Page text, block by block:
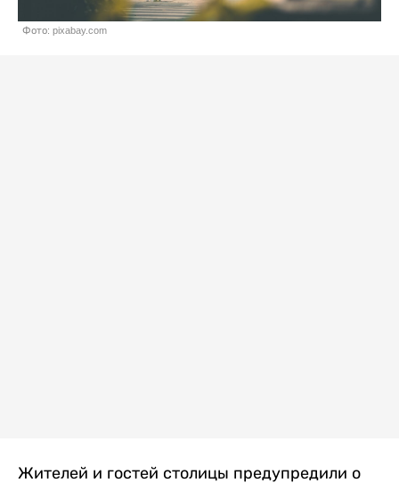
Фото: pixabay.com
Жителей и гостей столицы предупредили о